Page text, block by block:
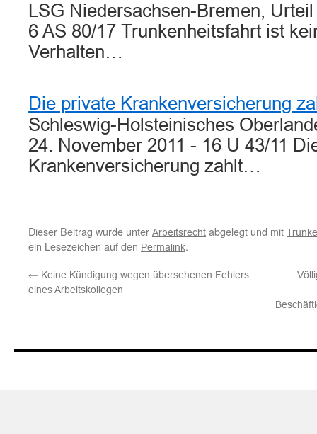
LSG Niedersachsen-Bremen,
6 AS 80/17 Trunkenheitsfahrt ist
Verhalten…
Die private Krankenversicherung
Schleswig-Holsteinisches
24. November 2011 - 16 U 43/11
Krankenversicherung zahlt…
Dieser Beitrag wurde unter Arbeitsrecht abgelegt und mit
ein Lesezeichen auf den Permalink.
← Keine Kündigung wegen übersehenen Fehlers
eines Arbeitskollegen